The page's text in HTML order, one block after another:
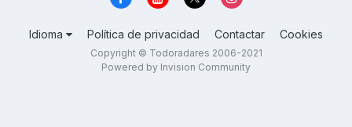
Idioma Política de privacidad Contactar Cookies
Copyright © Todoradares 2006-2021
Powered by Invision Community